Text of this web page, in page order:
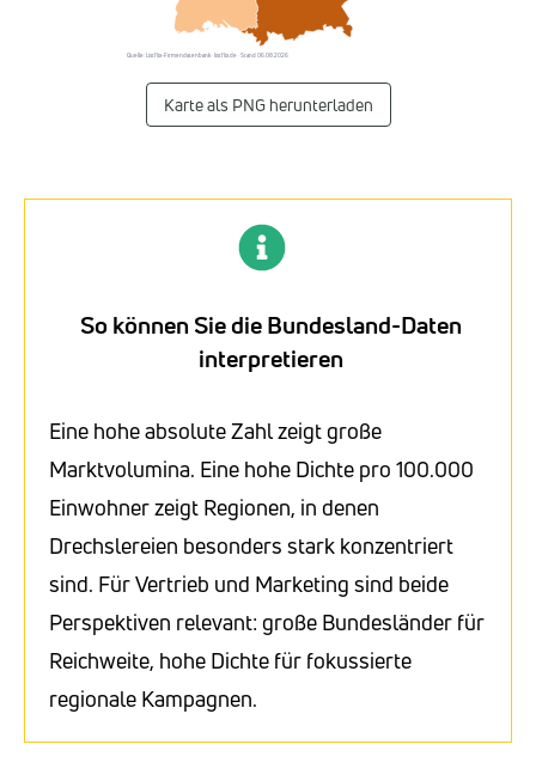
Quelle: Listflix-Firmendatenbank · listflix.de · Stand 06.08.2026
Karte als PNG herunterladen
So können Sie die Bundesland-Daten
interpretieren
Eine hohe absolute Zahl zeigt große
Marktvolumina. Eine hohe Dichte pro 100.000
Einwohner zeigt Regionen, in denen
Drechslereien besonders stark konzentriert
sind. Für Vertrieb und Marketing sind beide
Perspektiven relevant: große Bundesländer für
Reichweite, hohe Dichte für fokussierte
regionale Kampagnen.